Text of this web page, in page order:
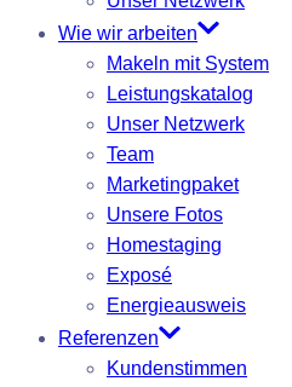
Wie wir arbeiten
Makeln mit System
Leistungskatalog
Unser Netzwerk
Team
Marketingpaket
Unsere Fotos
Homestaging
Exposé
Energieausweis
Referenzen
Kundenstimmen